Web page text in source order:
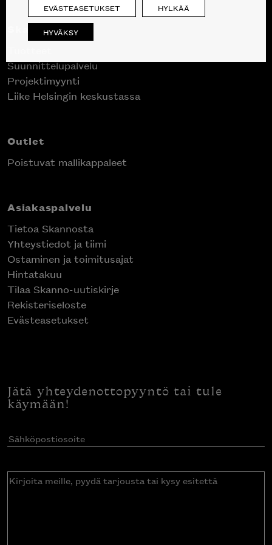
Skanno
Suunnittelupalvelu
Projektimyynti
Liike Helsingin keskustassa
Outlet
Poistuvat mallikappaleet
Asiakaspalvelu
Tietoa Skannosta
Yhteystiedot ja tiimi
Ostaminen ja toimitusajat
Hintatakuu
Tilaa Skanno-uutiskirje
Rekisteriseloste
Evästeasetukset
Jätä yhteydenottopyyntö tai tule
käymään!
Sähköpostiosoite(Pakollinen)
Kirjoita
EVÄSTEASETUKSET HYLKÄÄ
HYVÄKSY